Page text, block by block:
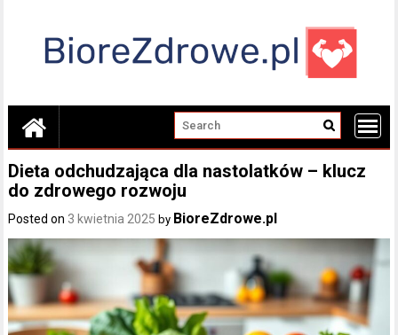
Dieta odchudzająca dla nastolatków – klucz
do zdrowego rozwoju
Posted on 3 kwietnia 2025 by BioreZdrowe.pl